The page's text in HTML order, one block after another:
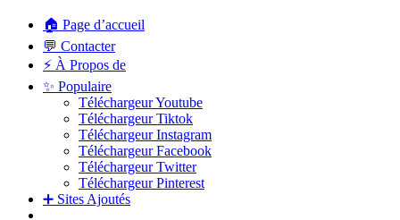
🏠 Page d’accueil
💬 Contacter
⚡ À Propos de
✨ Populaire
Téléchargeur Youtube
Téléchargeur Tiktok
Téléchargeur Instagram
Téléchargeur Facebook
Téléchargeur Twitter
Téléchargeur Pinterest
➕ Sites Ajoutés